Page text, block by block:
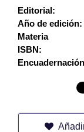
Editorial:
Año de edición:
Materia
ISBN: